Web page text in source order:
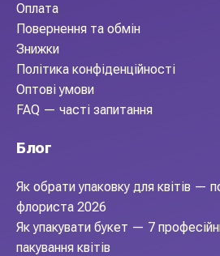
Оплата
Повернення та обмін
Знижки
Політика конфіденційності
Оптові умови
FAQ — часті запитання
Блог
Як обрати упаковку для квітів —
флориста 2026
Як упакувати букет — 7
пакування квітів